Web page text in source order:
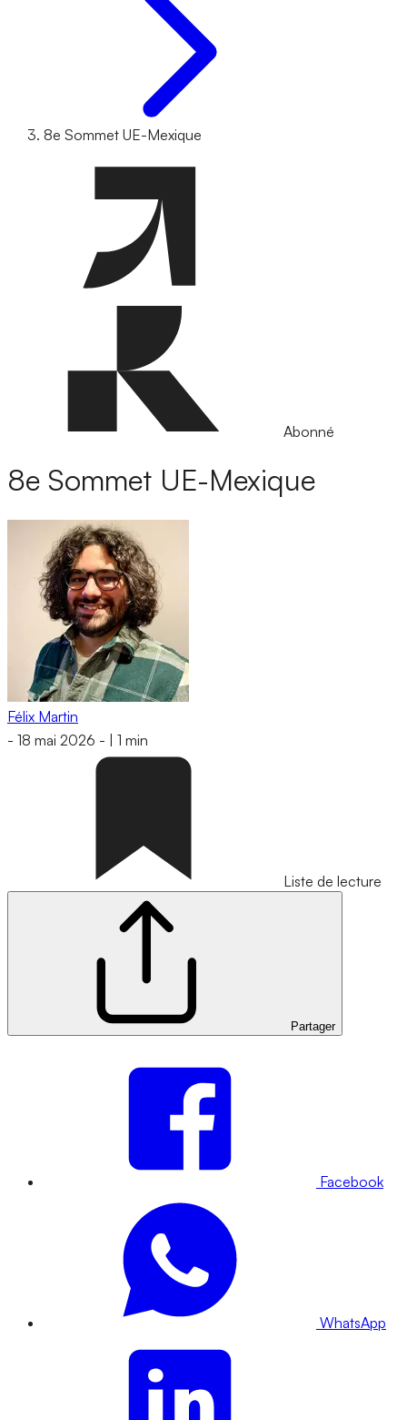
8e Sommet UE-Mexique
Abonné
8e Sommet UE-Mexique
Félix Martin
- 18 mai 2026 - 1 min
Liste de lecture
Partager
Facebook
WhatsApp